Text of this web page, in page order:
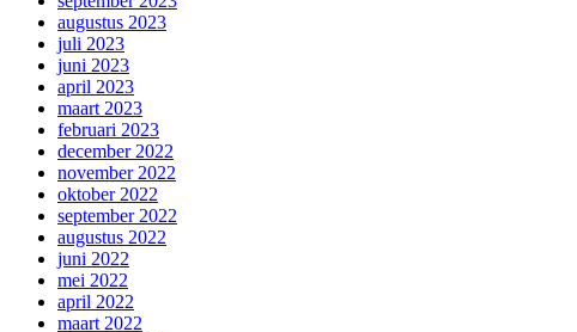
augustus 2023
juli 2023
juni 2023
april 2023
maart 2023
februari 2023
december 2022
november 2022
oktober 2022
september 2022
augustus 2022
juni 2022
mei 2022
april 2022
maart 2022